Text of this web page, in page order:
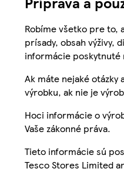
Robíme všetko pre to,
prísady, obsah výživy,
informácie poskytnuté
Ak máte nejaké otázky
výrobku, ak nie je
Hoci informácie o
Vaše zákonné práva.
Tieto informácie sú
Tesco Stores Limited